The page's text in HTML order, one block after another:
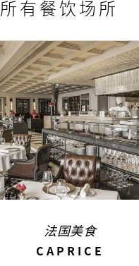
四季外卖预订服务
所有餐饮场所
法国美食
CAPRICE